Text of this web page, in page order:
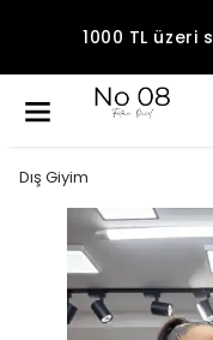
1000 TL
Dış Giyim